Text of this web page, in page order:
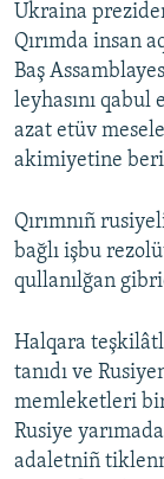
Ukraina
Qırımda insan
Baş
leyhasını qabul
azat etüv
akimiyetine
Qırımnıñ
bağlı işbu
qullanılğan
Halqara
tanıdı ve
memleketleri
Rusiye
adaletniñ